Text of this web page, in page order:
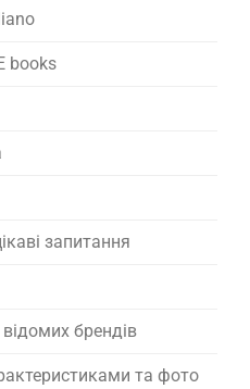
books
запитання
брендів
та фото